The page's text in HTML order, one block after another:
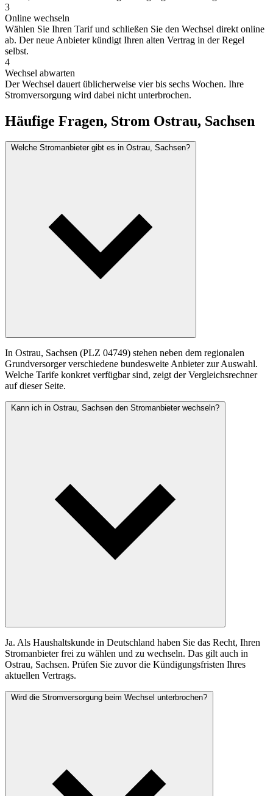
3
Online wechseln
Wählen Sie Ihren Tarif und schließen Sie den Wechsel direkt online
ab. Der neue Anbieter kündigt Ihren alten Vertrag in der Regel
selbst.
4
Wechsel abwarten
Der Wechsel dauert üblicherweise vier bis sechs Wochen. Ihre
Stromversorgung wird dabei nicht unterbrochen.
Häufige Fragen, Strom Ostrau, Sachsen
Welche Stromanbieter gibt es in Ostrau, Sachsen?
In Ostrau, Sachsen (PLZ 04749) stehen neben dem regionalen
Grundversorger verschiedene bundesweite Anbieter zur Auswahl.
Welche Tarife konkret verfügbar sind, zeigt der Vergleichsrechner
auf dieser Seite.
Kann ich in Ostrau, Sachsen den Stromanbieter wechseln?
Ja. Als Haushaltskunde in Deutschland haben Sie das Recht, Ihren
Stromanbieter frei zu wählen und zu wechseln. Das gilt auch in
Ostrau, Sachsen. Prüfen Sie zuvor die Kündigungsfristen Ihres
aktuellen Vertrags.
Wird die Stromversorgung beim Wechsel unterbrochen?